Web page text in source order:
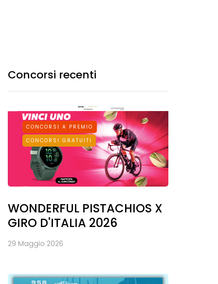
Concorsi recenti
CONCORSI A PREMIO
CONCORSI GRATUITI
WONDERFUL PISTACHIOS X
GIRO D'ITALIA 2026
29 Maggio 2026